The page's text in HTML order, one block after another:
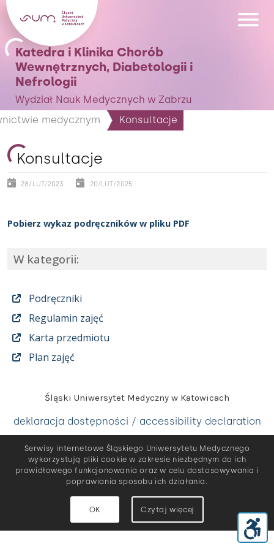
Katedra i Klinika Chorób
Wewnętrznych, Diabetologii i
Nefrologii
Wydział Nauk Medycznych w Zabrzu
medycznym
Konsultacje
Konsultacje
28/LUT/2023 20/LUT/2025
Pobierz wykaz podręczników w pliku PDF
W kategorii:
Podręczniki
Regulamin zajęć
Karta przedmiotu
Plan zajęć
Śląski Uniwersytet Medyczny w Katowicach
deklaracja dostępności / accessibility declaration
Serwisy internetowe Śląskiego Uniwersytetu Medycznego
wykorzystują pliki cookie w zakresie niezbędnym do ich
prawidłowego funkcjonowania oraz w celu dostosowywania i
poprawiania sposobu ich działania.
OK Czytaj więcej